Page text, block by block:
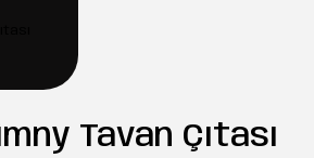
Tavan Çıtası